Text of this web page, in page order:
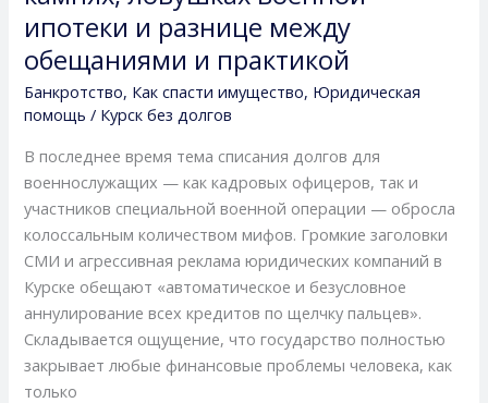
ипотеки и разнице между
обещаниями и практикой
Банкротство, Как спасти имущество, Юридическая
помощь / Курск без долгов
В последнее время тема списания долгов для
военнослужащих — как кадровых офицеров, так и
участников специальной военной операции — обросла
колоссальным количеством мифов. Громкие заголовки
СМИ и агрессивная реклама юридических компаний в
Курске обещают «автоматическое и безусловное
аннулирование всех кредитов по щелчку пальцев».
Складывается ощущение, что государство полностью
закрывает любые финансовые проблемы человека, как
только
в
Курске:
жесткая
правда
о
скрытых
подводных
камнях,
ловушках
военной
ипотеки
и
разнице
между
обещаниями